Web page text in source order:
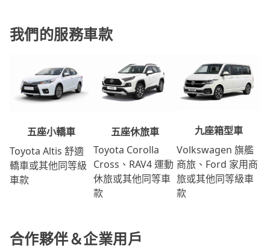
我們的服務車款
五座小轎車
Toyota Altis 舒適
轎車或其他同等級
車款
五座休旅車
Toyota Corolla
Cross、RAV4 運動
休旅或其他同等車
款
九座箱型車
Volkswagen 旗艦
商旅、Ford 家用商
旅或其他同等級車
款
合作夥伴＆企業用戶